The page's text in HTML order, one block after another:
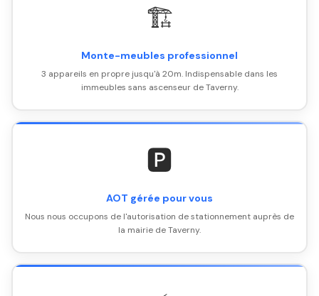
🏗️
Monte-meubles professionnel
3 appareils en propre jusqu'à 20m. Indispensable dans les
immeubles sans ascenseur de Taverny.
🅿️
AOT gérée pour vous
Nous nous occupons de l'autorisation de stationnement auprès de
la mairie de Taverny.